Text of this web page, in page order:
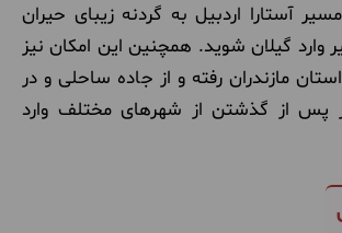
آستارا اردبیل به گردنه زیبای حیران
وارد گیلان شوید. همچنین این امکان نیز
مازندران رفته و از جاده ساحلی و در
پس از گذشتن از شهرهای مختلف وارد